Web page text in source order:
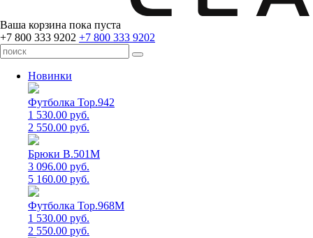
Ваша корзина пока пуста
+7 800 333 9202 +7 800 333 9202
Новинки
Футболка Top.942
1 530.00 руб.
2 550.00 руб.
Брюки B.501M
3 096.00 руб.
5 160.00 руб.
Футболка Top.968M
1 530.00 руб.
2 550.00 руб.